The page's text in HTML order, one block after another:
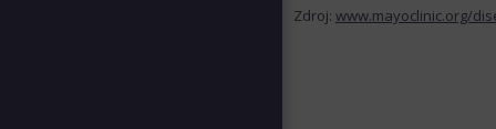
Zdroj: www.mayoclinic.org/